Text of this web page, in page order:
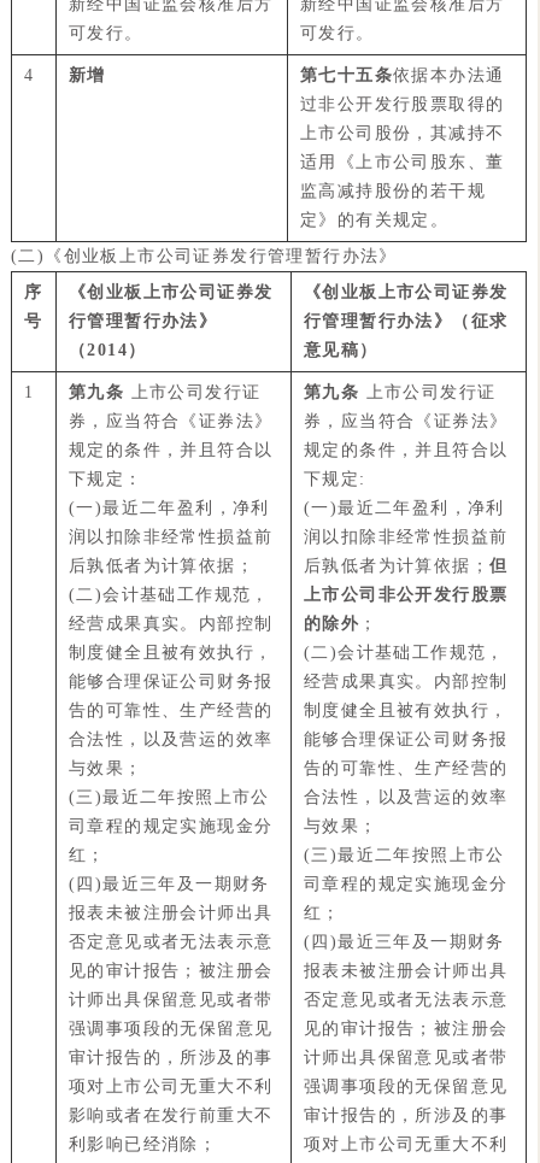
新经中国证监会核准后方
可发行。
新经中国证监会核准后方
可发行。
4 新增 第七十五条依据本办法通
过非公开发行股票取得的
上市公司股份，其减持不
适用《上市公司股东、董
监高减持股份的若干规
定》的有关规定。
(二)《创业板上市公司证券发行管理暂行办法》
序
号
《创业板上市公司证券发
行管理暂行办法》
（2014）
《创业板上市公司证券发
行管理暂行办法》（征求
意见稿）
1 第九条 上市公司发行证
券，应当符合《证券法》
规定的条件，并且符合以
下规定：
(一)最近二年盈利，净利
润以扣除非经常性损益前
后孰低者为计算依据；
(二)会计基础工作规范，
经营成果真实。内部控制
制度健全且被有效执行，
能够合理保证公司财务报
告的可靠性、生产经营的
合法性，以及营运的效率
与效果；
(三)最近二年按照上市公
司章程的规定实施现金分
红；
(四)最近三年及一期财务
报表未被注册会计师出具
否定意见或者无法表示意
见的审计报告；被注册会
计师出具保留意见或者带
强调事项段的无保留意见
审计报告的，所涉及的事
项对上市公司无重大不利
影响或者在发行前重大不
利影响已经消除；
第九条 上市公司发行证
券，应当符合《证券法》
规定的条件，并且符合以
下规定:
(一)最近二年盈利，净利
润以扣除非经常性损益前
后孰低者为计算依据； 但
上市公司非公开发行股票
的除外 ；
(二)会计基础工作规范，
经营成果真实。内部控制
制度健全且被有效执行，
能够合理保证公司财务报
告的可靠性、生产经营的
合法性，以及营运的效率
与效果；
(三)最近二年按照上市公
司章程的规定实施现金分
红；
(四)最近三年及一期财务
报表未被注册会计师出具
否定意见或者无法表示意
见的审计报告；被注册会
计师出具保留意见或者带
强调事项段的无保留意见
审计报告的，所涉及的事
项对上市公司无重大不利